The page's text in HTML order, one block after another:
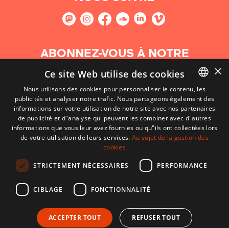
ABONNEZ-VOUS À NOTRE
NEWSLETTER
S'abonner
BASQUE
FRENCH
×
Ce site Web utilise des cookies
Nous utilisons des cookies pour personnaliser le contenu, les
publicités et analyser notre trafic. Nous partageons également des
informations sur votre utilisation de notre site avec nos partenaires
de publicité et d"analyse qui peuvent les combiner avec d"autres
informations que vous leur avez fournies ou qu"ils ont collectées lors
de votre utilisation de leurs services.Au sujet de la gestion des
cookies
STRICTEMENT NÉCESSAIRES PERFORMANCE
CIBLAGE FONCTIONNALITÉ
ACCEPTER TOUT REFUSER TOUT